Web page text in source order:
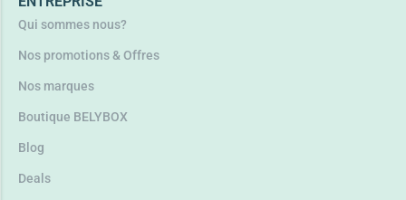
Qui sommes nous?
Nos promotions & Offres
Nos marques
Boutique BELYBOX
Blog
Deals